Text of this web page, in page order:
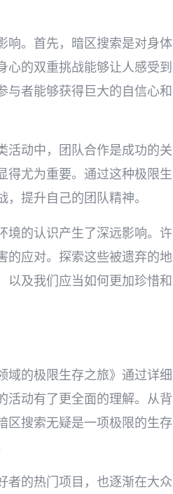
响。首先，暗区搜索是对身体
的双重挑战能够让人感受到
与者能够获得巨大的自信心和
活动中，团队合作是成功的关
得尤为重要。通过这种极限生
提升自己的团队精神。
境的认识产生了深远影响。许
的应对。探索这些被遗弃的地
以及我们应当如何更加珍惜和
域的极限生存之旅》通过详细
活动有了更全面的理解。从背
区搜索无疑是一项极限的生存
者的热门项目，也逐渐在大众